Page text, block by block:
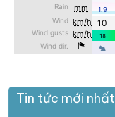
Tin tức mới nhất